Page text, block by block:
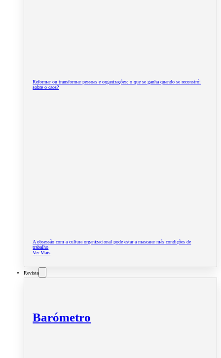
Reformar ou transformar pessoas e organizações: o que se ganha quando se reconstrói
sobre o caos?
A obsessão com a cultura organizacional pode estar a mascarar más condições de
trabalho
Ver Mais
Revista
Barómetro